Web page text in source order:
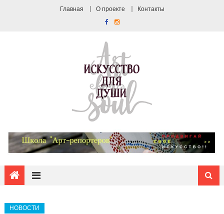
Главная О проекте Контакты
НОВОСТИ